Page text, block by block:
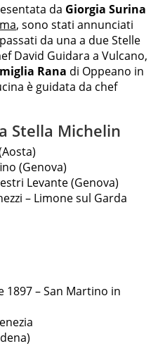
da Giorgia Surina
, sono stati annunciati
da una a due Stelle
David Guidara a Vulcano,
Rana di Oppeano in
è guidata da chef
Stella Michelin
(Genova)
Levante (Genova)
– Limone sul Garda
– San Martino in